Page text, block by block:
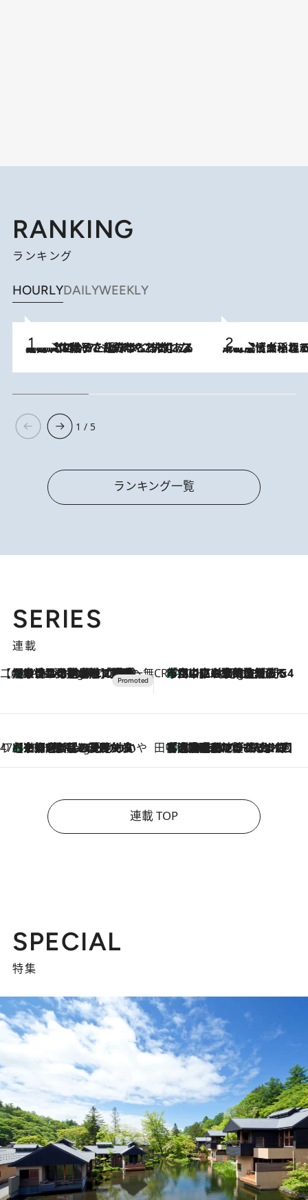
RANKING
ランキング
HOURLYDAILYWEEKLY
2026.8.5
【阿川佐和子さんの年とる力】なぜ70代で始めた趣味は“こんなに楽しい”のか？ ピアノ、俳句…スランプに陥っても続けられる“ある秘訣”とは 2026.8.5
下町風情あふれる台北屈指の人気エリア・大稲埕でセンスのいい台湾土産《ヴ
1 / 5
ランキング一覧
SERIES
連載
【CREA×星野リゾート】唯一無二。癒しと発見が待つ場所へ
8 Hours Ago
【トンボの足水浴】ヒノキの香りに包まれて涼感マックス！約13℃の湧水かけ流しを避暑地「星野温泉 トンボの湯」で体験 CREA'S CHOICE
10 Hours Ago
「立川にも歌舞伎があるんだよ」 片岡仁左衛門・市川中車ら豪華座組みで4年目の立川立飛歌舞伎へ
47都道府県の手みやげ ひんやりスイーツで夏を満喫
10 Hours Ago
【京都府】この夏絶対食べたい 冷やしておいしいおやつ3選 ひと口目から心を掴む新緑のテリーヌ 田中稲の勝手に再ブーム
2026.8.7
「湘南乃風に憧れて」観客大盛上がりの“タオル回し”に、ラッパー顔負けの高速歌唱まで…さだまさし（74）のアグレッシブすぎる現在地
連載 TOP
SPECIAL
特集